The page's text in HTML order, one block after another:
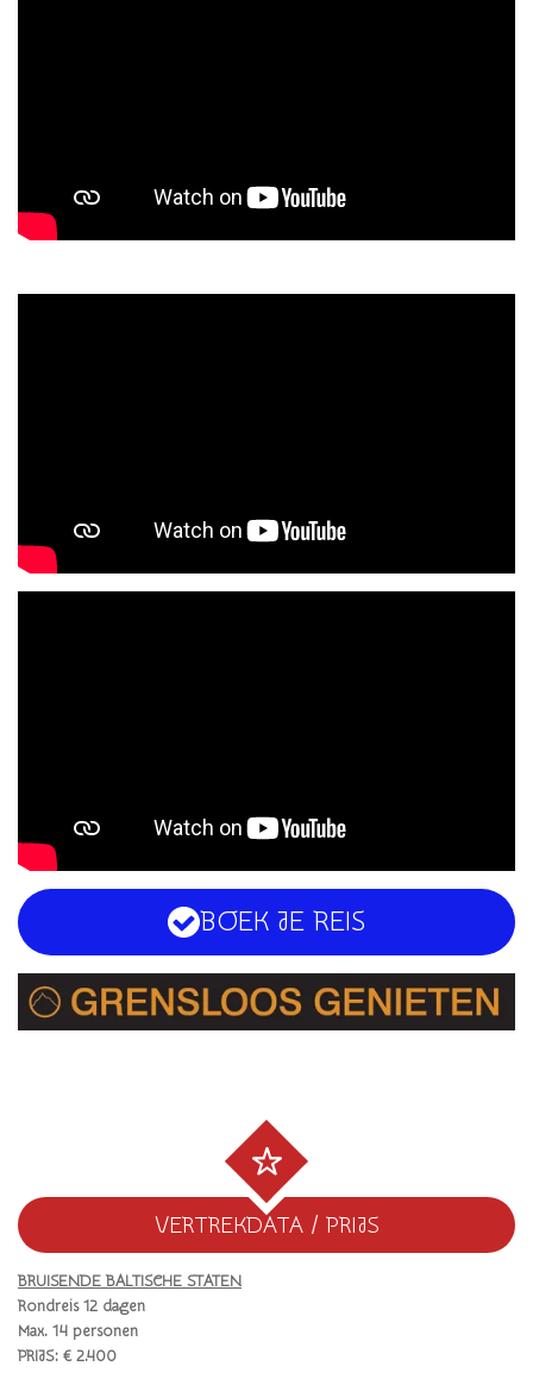
BOEK JE REIS
VERTREKDATA / PRIJS
BRUISENDE BALTISCHE STATEN
Rondreis 12 dagen
Max. 14 personen
PRIJS: € 2.400